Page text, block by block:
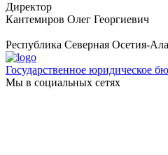
Директор
Кантемиров Олег Георгиевич
Республика Северная Осетия-
Государственное юридическое
Мы в социальных сетях